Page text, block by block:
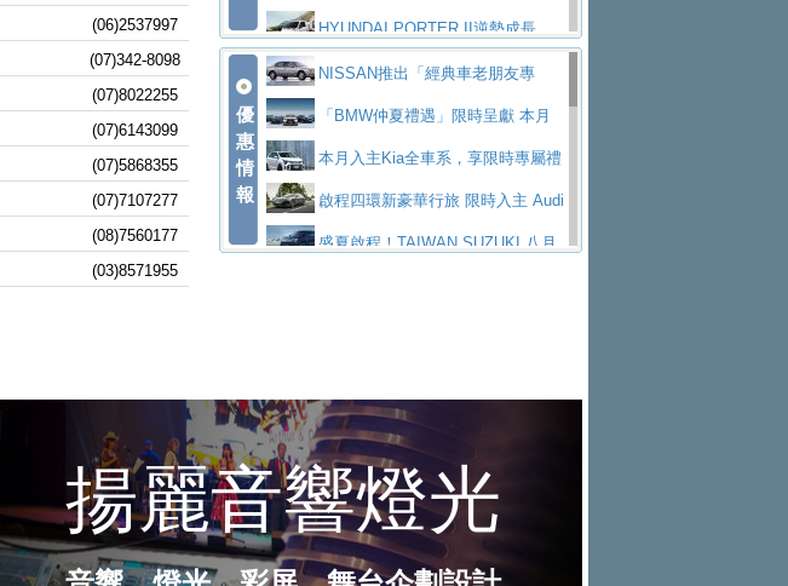
(06)2537997
(07)342-8098
(07)8022255
(07)6143099
(07)5868355
(07)7107277
(08)7560177
(03)8571955
里程
ODA發表全新純電跨界休旅Eipq祭平民化車
價89萬起
賓士AMG.EA專屬平台首作，Merc
edes-AMG 全新GT 4-Door Coupe全球首發
福斯推出首款GTI純電性能掀背ID.
Polo GTI，擁有226匹馬力和零百加速 6.8
秒的實力
Jaguar 公布四門 GT車款正式車名
為JAGUAR TYPE 01
終於跟上進度，LEXUS發表首款三
排六座純電旗艦休旅 TZ
有錢也買不到的Golf R！福斯打造
全新Golf R 24h賽車將挑戰紐柏林24小時耐
SKODA公布全新小型純電跨界休旅
上市
rismo概念車並公布所有相關資訊，未來將
是命名為EV8
BMW 旗艦房車7系列中期改款，外
觀煥然一新、內裝科技與電動車續航里程大
幅升級
借「東風」之力，HONDA推出中國
製造日本重新貼牌全新4代Insight純電動休
旅
務 讓電動車化身行動儲能系統
HYUNDAI PORTER II逆勢成長，
勇奪中型貨車銷售冠軍
父親節霸氣獻禮！PGO 威力125 最
低入手價 $60,900 起 省油ｘ安全ｘ大空間
陪爸爸輕鬆
福斯商旅挺頭家 推出「德系質感 精
算圓夢」專案和運租車榮獲國家品牌玉山獎 以智
慧移動與綠能創新
Volvo Trucks 承諾成為高科技供應
鏈的可靠夥伴XFORCE攜手臺南祀典大天后宮 試
上半年成長113％Subaru推動燃油、油電與純電車混
線生產 以彈性製造應對市場變化
魅力 自成焦點 胡宇威擔任 The all-
new T-Roc 品牌大使 攜手Volkswagen展現
不被定義的
匠心淬鍊展現世代躍進 ALL-NEW
MAZDA CX-5 延長保固禮遇限時實施
2026 Honda Motorcycle Cruiser 風
格騎士趴圓滿落幕 風格由你定義！一起騎
全台最速充電樁降臨桃園！ 華城電
優
惠
情
報
NISSAN推出「經典車老朋友專
案」 以匠人精神煥新珍品座駕
「BMW仲夏禮遇」限時呈獻 本月
入主即享尊榮豪華五星假期 多元優購方案
同步實施
本月入主Kia全車系，享限時專屬禮
遇 啟程四環新豪華行旅 限時入主 Audi
A6 旗艦陣容 低月付5,888元起及3 年乙式險
盛夏啟程！TAIWAN SUZUKI 八月
票
父親節再享SUBARU爸氣豪禮
PEUGEOT、CITROEN「EN ROU
TE！La Vie en Route｜法式日常，即刻啟
程」 全車系享 5 年
全能ZS翻玩新視界！全新27年式換
裝曜黑風格套件 含舊換新60萬內輕鬆入手
暑假購車趁現在！ PGO 全車系一
日限定賞車會 指定車款送3,000元加油卡
特斯拉掀充電價格戰 EVOASIS推
訂閱制假日最低5.25元會員優惠
Honda Motorcycle攜手築間餐飲集